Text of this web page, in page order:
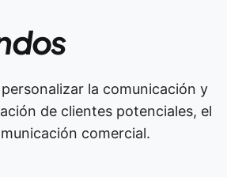
la comunicación y
de clientes potenciales, el
comercial.